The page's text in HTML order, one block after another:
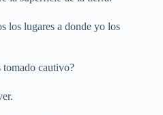
los lugares a donde yo los
tomado cautivo?